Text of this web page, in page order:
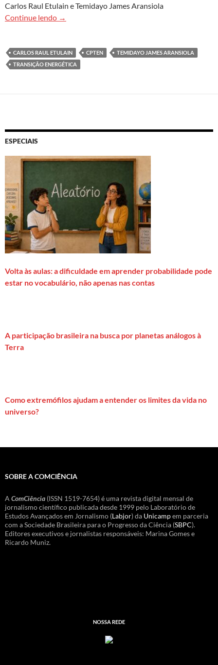
Carlos Raul Etulain e Temidayo James Aransiola
Continue lendo Transição energética na América Latina e no
→
CARLOS RAUL ETULAIN CPTEN
TEMIDAYO JAMES ARANSIOLA
TRANSIÇÃO ENERGÉTICA
ESPECIAIS
Volta às aulas: a dificuldade em aprender probabilidade pode
estar no vocabulário, não apenas nas contas
A participação brasileira na busca por planetas análogos à
Terra
Como extremófilos ajudam a entender os limites da vida no
universo?
SOBRE A COMCIÊNCIA
A ComCiência (ISSN 1519-7654) é uma revista digital mensal de
jornalismo científico publicada desde 1999 pelo Laboratório de
Estudos Avançados em Jornalismo (Labjor) da Unicampem parceria
com a Sociedade Brasileira para o Progresso da Ciência (SBPC).
Editores executivos e jornalistas responsáveis: Marina Gomes e
Ricardo Muniz.
NOSSA REDE